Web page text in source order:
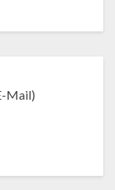
Mail)